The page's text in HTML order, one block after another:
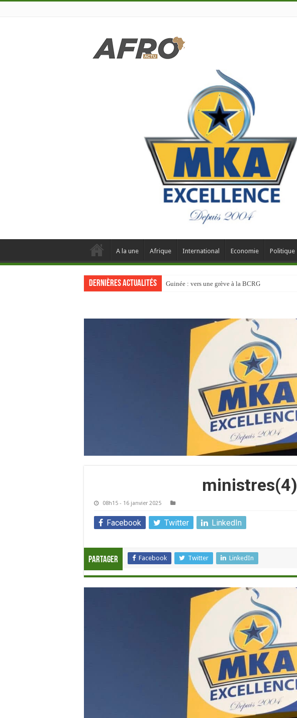
A la une Afrique International Economie Politique
Dernières actualités Guinée : vers une grève à la BCRG
ministres(4)
08h15 - 16 janvier 2025
Facebook Twitter LinkedIn
Partager Facebook Twitter LinkedIn